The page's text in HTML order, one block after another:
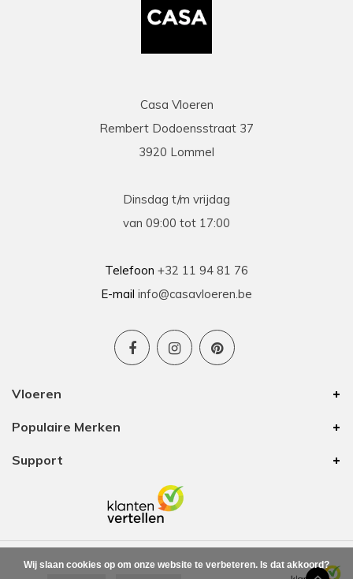
Casa Vloeren
Rembert Dodoensstraat 37
3920 Lommel
Dinsdag t/m vrijdag
van 09:00 tot 17:00
Telefoon +32 11 94 81 76
E-mail info@casavloeren.be
Vloeren
Populaire Merken
Support
Wij slaan cookies op om onze website te verbeteren. Is dat akkoord?